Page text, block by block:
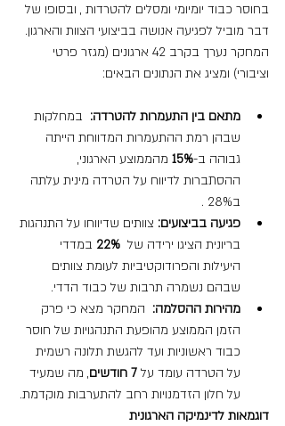
בחוסר כבוד יומיומי ומסלים להטרדות , ובסופו של
דבר מוביל לפגיעה אנושה בביצועי הצוות והארגון.
המחקר נערך בקרב 42 ארגונים (מגזר פרטי
וציבורי) ומציג את הנתונים הבאים:
מתאם בין התעמרות להטרדה: במחלקות
שבהן רמת ההתעמרות המדווחת הייתה
גבוהה ב-15% מהממוצע הארגוני,
ההסתברות לדיווח על הטרדה מינית עלתה
ב28% .
פגיעה בביצועים: צוותים שדיווחו על התנהגות
בריונית הציגו ירידה של
במדדי
היעילות והפרודוקטיביות לעומת צוותים
שבהם נשמרה תרבות של כבוד הדדי.
מהירות ההסלמה: המחקר מצא כי פרק
הזמן הממוצע מהופעת התנהגויות של חוסר
כבוד ראשוניות ועד להגשת תלונה רשמית
על הטרדה עומד על 7 חודשים
, מה שמעיד
על חלון הזדמנויות רחב להתערבות מוקדמת.
דוגמאות לדינמיקה הארגונית